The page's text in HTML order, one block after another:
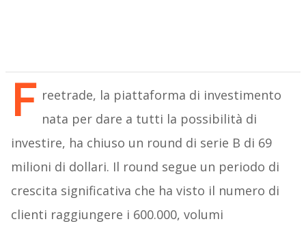
F reetrade, la piattaforma di investimento
nata per dare a tutti la possibilità di
investire, ha chiuso un round di serie B di 69
milioni di dollari. Il round segue un periodo di
crescita significativa che ha visto il numero di
clienti raggiungere i 600.000, volumi